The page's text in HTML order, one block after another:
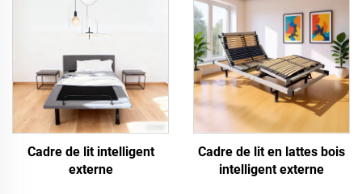
Cadre de lit intelligent
externe
Cadre de lit en lattes bois
intelligent externe